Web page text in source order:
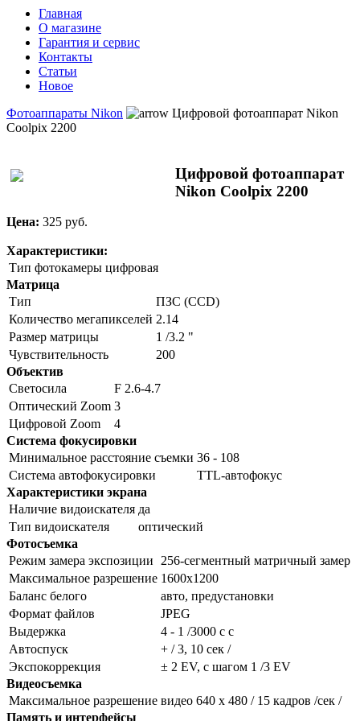
Главная
О магазине
Гарантия и сервис
Контакты
Статьи
Новое
Фотоаппараты Nikon
Цифровой фотоаппарат Nikon
Coolpix 2200
Цифровой фотоаппарат
Nikon Coolpix 2200
Цена: 325 pуб.
Характеристики:
Тип фотокамеры цифровая
Матрица
Тип
ПЗС (CCD)
Количество мегапикселей 2.14
Размер матрицы
1 /3.2 "
Чувствительность
200
Объектив
Светосила
F 2.6-4.7
Оптический Zoom 3
Цифровой Zoom
4
Система фокусировки
Минимальное расстояние съемки 36 - 108
Система автофокусировки
TTL-автофокус
Характеристики экрана
Наличие видоискателя да
Тип видоискателя
оптический
Фотосъемка
Режим замера экспозиции 256-сегментный матричный замер
Максимальное разрешение 1600x1200
Баланс белого
авто, предустановки
Формат файлов
JPEG
Выдержка
4 - 1 /3000 c с
Автоспуск
+ / 3, 10 сек /
Экспокоррекция
± 2 EV, с шагом 1 /3 EV
Видеосъемка
Максимальное разрешение видео 640 х 480 / 15 кадров /сек /
Память и интерфейсы